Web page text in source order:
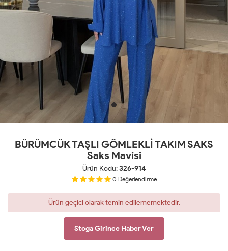
BÜRÜMCÜK TAŞLI GÖMLEKLİ TAKIM SAKS
Saks Mavisi
Ürün Kodu:326-914
0 Değerlendirme
Ürün geçici olarak temin edilememektedir.
Stoga Girince Haber Ver